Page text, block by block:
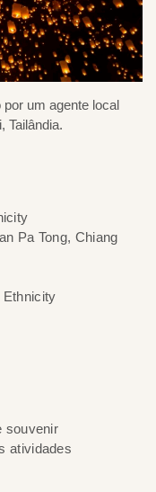
um agente local
Tailândia.
Pa Tong, Chiang
Ethnicity
souvenir
atividades